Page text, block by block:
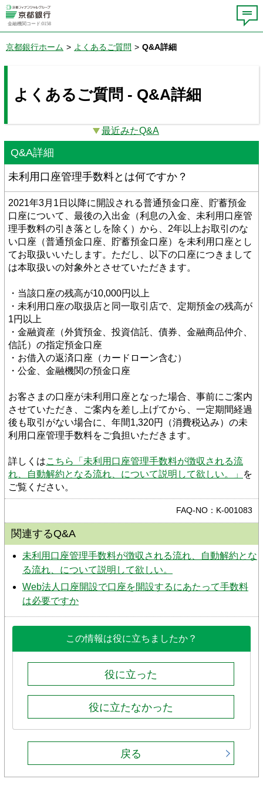
金融機関コード:0158
京都銀行ホーム > よくあるご質問 > Q&A詳細
よくあるご質問 - Q&A詳細
最近みたQ&A
Q&A詳細
未利用口座管理手数料とは何ですか？
2021年3月1日以降に開設される普通預金口座、貯蓄預金
口座について、最後の入出金（利息の入金、未利用口座管
理手数料の引き落としを除く）から、2年以上お取引のな
い口座（普通預金口座、貯蓄預金口座）を未利用口座とし
てお取扱いいたします。ただし、以下の口座につきまして
は本取扱いの対象外とさせていただきます。
・当該口座の残高が10,000円以上
・未利用口座の取扱店と同一取引店で、定期預金の残高が
1円以上
・金融資産（外貨預金、投資信託、債券、金融商品仲介、
信託）の指定預金口座
・お借入の返済口座（カードローン含む）
・公金、金融機関の預金口座
お客さまの口座が未利用口座となった場合、事前にご案内
させていただき、ご案内を差し上げてから、一定期間経過
後も取引がない場合に、年間1,320円（消費税込み）の未
利用口座管理手数料をご負担いただきます。
詳しくはこちら「未利用口座管理手数料が徴収される流
れ、自動解約となる流れ、について説明して欲しい。」
を
ご覧ください。
FAQ-NO：K-001083
関連するQ&A
未利用口座管理手数料が徴収される流れ、自動解約とな
る流れ、について説明して欲しい。
Web法人口座開設で口座を開設するにあたって手数料
は必要ですか
この情報は役に立ちましたか？
役に立った
役に立たなかった
戻る